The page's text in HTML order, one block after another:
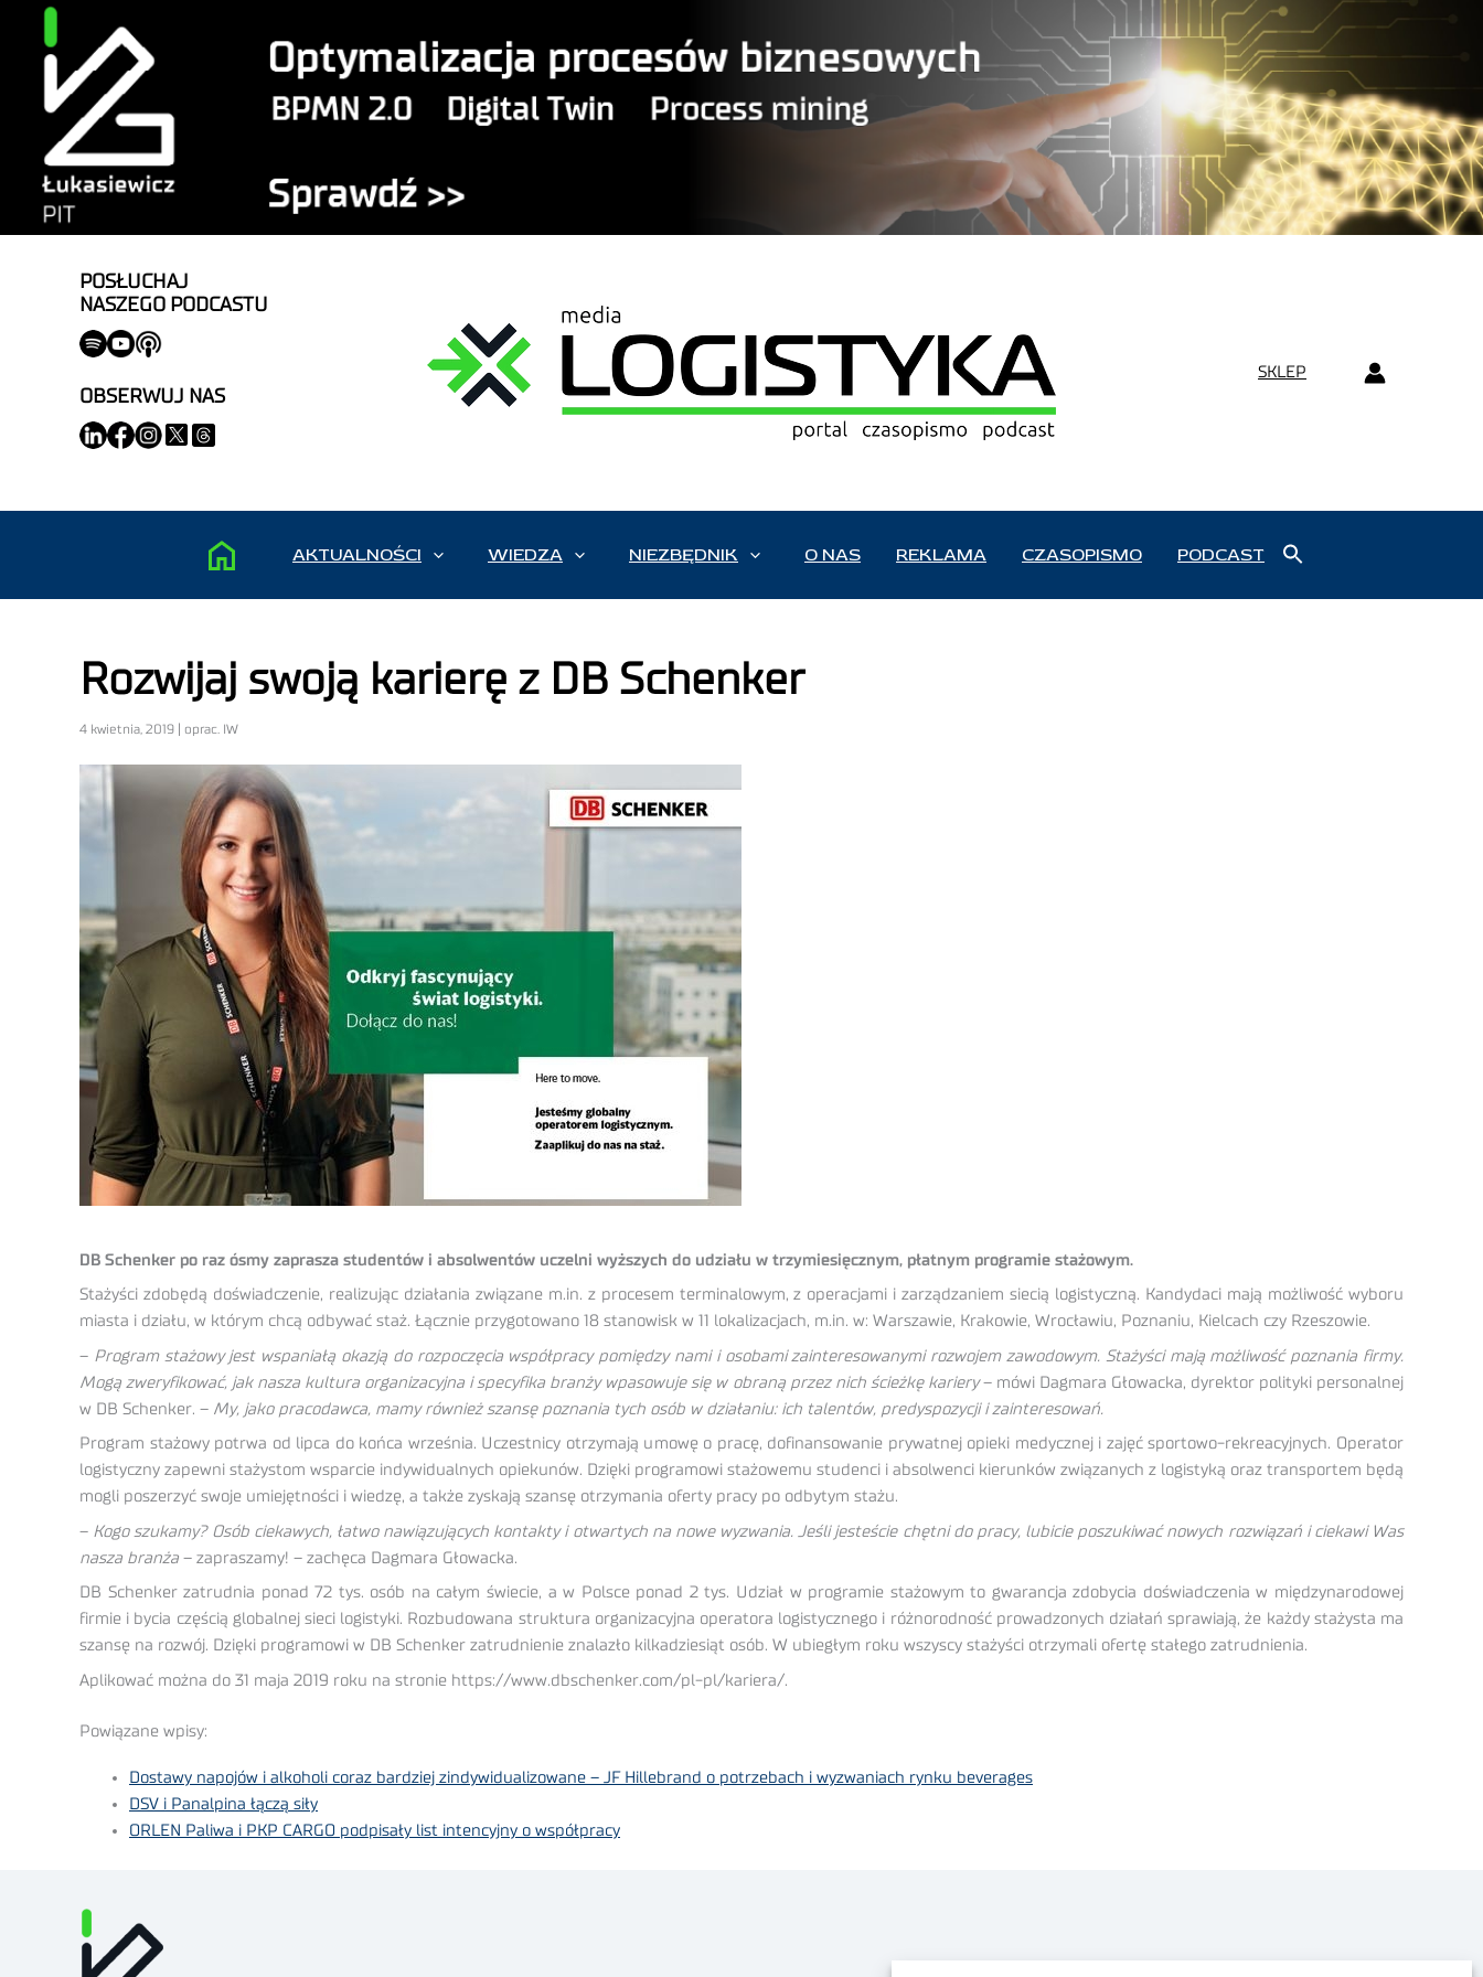
POSŁUCHAJ
NASZEGO PODCASTU
OBSERWUJ NAS
SKLEP
AKTUALNOŚCI WIEDZA NIEZBĘDNIK O NAS REKLAMA CZASOPISMO PODCAST
Rozwijaj swoją karierę z DB Schenker
4 kwietnia, 2019 | oprac. IW
DB Schenker po raz ósmy zaprasza studentów i absolwentów uczelni wyższych do udziału w trzymiesięcznym, płatnym programie stażowym.
Stażyści zdobędą doświadczenie, realizując działania związane m.in. z procesem terminalowym, z operacjami i zarządzaniem siecią logistyczną. Kandydaci mają możliwość wyboru
miasta i działu, w którym chcą odbywać staż. Łącznie przygotowano 18 stanowisk w 11 lokalizacjach, m.in. w: Warszawie, Krakowie, Wrocławiu, Poznaniu, Kielcach czy Rzeszowie.
– Program stażowy jest wspaniałą okazją do rozpoczęcia współpracy pomiędzy nami i osobami zainteresowanymi rozwojem zawodowym. Stażyści mają możliwość poznania firmy.
Mogą zweryfikować, jak nasza kultura organizacyjna i specyfika branży wpasowuje się w obraną przez nich ścieżkę kariery– mówi Dagmara Głowacka, dyrektor polityki personalnej
w DB Schenker. – My, jako pracodawca, mamy również szansę poznania tych osób w działaniu: ich talentów, predyspozycji i zainteresowań.
Program stażowy potrwa od lipca do końca września. Uczestnicy otrzymają umowę o pracę, dofinansowanie prywatnej opieki medycznej i zajęć sportowo-rekreacyjnych. Operator
logistyczny zapewni stażystom wsparcie indywidualnych opiekunów. Dzięki programowi stażowemu studenci i absolwenci kierunków związanych z logistyką oraz transportem będą
mogli poszerzyć swoje umiejętności i wiedzę, a także zyskają szansę otrzymania oferty pracy po odbytym stażu.
– Kogo szukamy? Osób ciekawych, łatwo nawiązujących kontakty i otwartych na nowe wyzwania. Jeśli jesteście chętni do pracy, lubicie poszukiwać nowych rozwiązań i ciekawi Was
nasza branża – zapraszamy! – zachęca Dagmara Głowacka.
DB Schenker zatrudnia ponad 72 tys. osób na całym świecie, a w Polsce ponad 2 tys. Udział w programie stażowym to gwarancja zdobycia doświadczenia w międzynarodowej
firmie i bycia częścią globalnej sieci logistyki. Rozbudowana struktura organizacyjna operatora logistycznego i różnorodność prowadzonych działań sprawiają, że każdy stażysta ma
szansę na rozwój. Dzięki programowi w DB Schenker zatrudnienie znalazło kilkadziesiąt osób. W ubiegłym roku wszyscy stażyści otrzymali ofertę stałego zatrudnienia.
Aplikować można do 31 maja 2019 roku na stronie https://www.dbschenker.com/pl-pl/kariera/.
Powiązane wpisy:
Dostawy napojów i alkoholi coraz bardziej zindywidualizowane – JF Hillebrand o potrzebach i wyzwaniach rynku beverages
DSV i Panalpina łączą siły
ORLEN Paliwa i PKP CARGO podpisały list intencyjny o współpracy